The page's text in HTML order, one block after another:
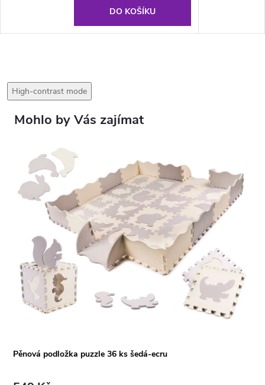
DO KOŠÍKU
High-contrast mode
Pěnová podložka puzzle 36 ks šedá-ecru